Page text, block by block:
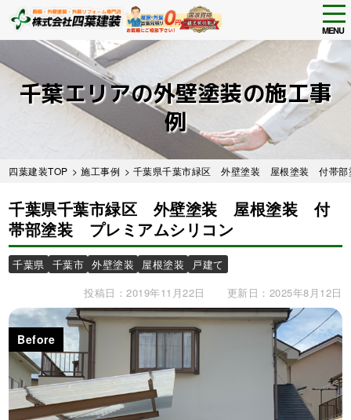
to
main
content
MENU
千葉エリアの外壁塗装の施工事
例
四葉建装TOP >施工事例 > 千葉県千葉市緑区 外壁塗装 屋根塗装 付帯部
千葉県千葉市緑区 外壁塗装 屋根塗装 付
帯部塗装 プレミアムシリコン
千葉県 千葉市 外壁塗装 屋根塗装
戸建て
投稿日：2019年11月22日
更新日：2025年8月12日
Before